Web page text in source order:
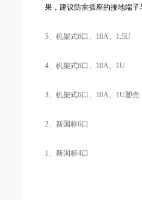
果，建议防雷插座的接地端
5、机架式6口、10A、1.5U
4、机架式6口、10A、1U
3、机架式6口、10A、1U塑壳
2、新国标6口
1、新国标4口